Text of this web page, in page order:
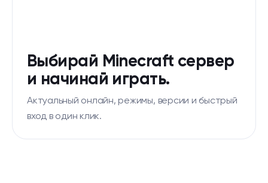
Выбирай Minecraft сервер
и начинай играть.
Актуальный онлайн, режимы, версии и быстрый
вход в один клик.